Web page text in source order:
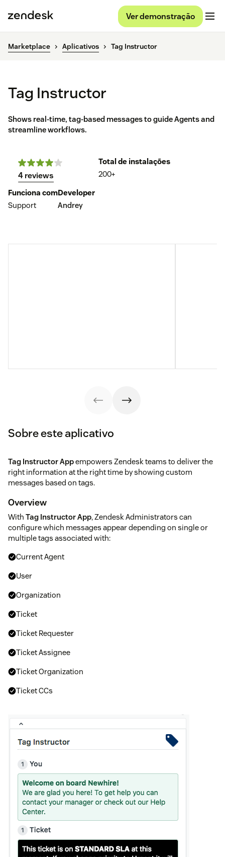
Ver demonstração
Marketplace Aplicativos Tag Instructor
Tag Instructor
Shows real-time, tag-based messages to guide Agents and
streamline workflows.
4 reviews
Total de instalações
200+
Funciona com
Support
Developer
Andrey
Sobre este aplicativo
Tag Instructor Appempowers Zendesk teams to deliver the
right information at the right time by showing custom
messages based on tags.
Overview
With Tag Instructor App, Zendesk Administrators can
configure which messages appear depending on single or
multiple tags associated with:
Current Agent
User
Organization
Ticket
Ticket Requester
Ticket Assignee
Ticket Organization
Ticket CCs